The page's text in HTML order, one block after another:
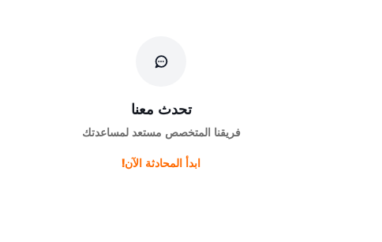
تحدث معنا
فريقنا المتخصص مستعد لمساعدتك
ابدأ المحادثة الآن!